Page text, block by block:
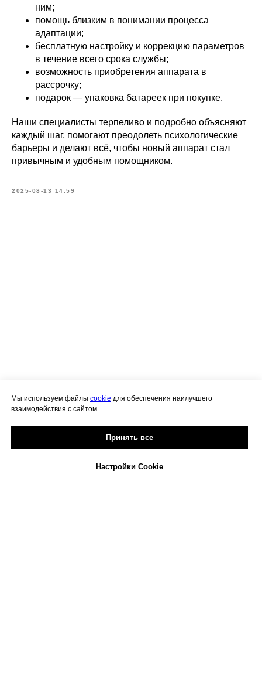
ним;
помощь близким в понимании процесса
адаптации;
бесплатную настройку и коррекцию параметров
в течение всего срока службы;
возможность приобретения аппарата в
рассрочку;
подарок — упаковка батареек при покупке.
Наши специалисты терпеливо и подробно объясняют
каждый шаг, помогают преодолеть психологические
барьеры и делают всё, чтобы новый аппарат стал
привычным и удобным помощником.
2025-08-13 14:59
ИП Щербина Наталья Сергеевна
Оцентре
Сертификаты
Ассортимент
Контакты Статьи
Галерея Звуков
Центр слухопротезирования
8 (391) 297-00-15
galerea-zvukov@yandex.ru
Мы используем файлы cookie для обеспечения наилучшего
взаимодействия с сайтом.
Принять все
Настройки Cookie